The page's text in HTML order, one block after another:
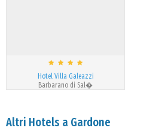
Hotel Villa Galeazzi
Barbarano di Sal�
Altri Hotels a Gardone